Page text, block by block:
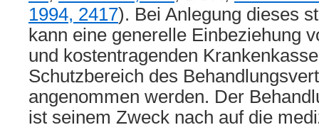
1994, 2417). Bei Anlegung dieses
kann eine generelle Einbeziehung
und kostentragenden
Schutzbereich des
angenommen werden. Der
ist seinem Zweck nach auf die